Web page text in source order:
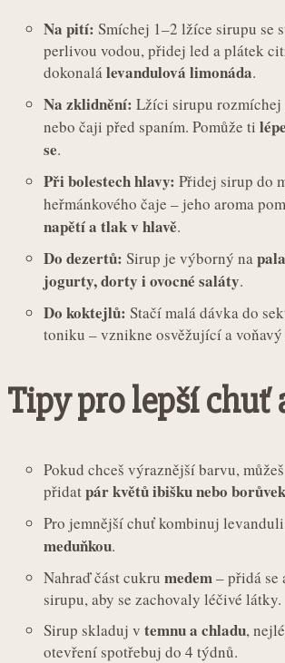
Na pití: Smíchej 1–2 lžíce sirupu se
perlivou vodou, přidej led a plátek
dokonalálevandulová limonáda.
Na zklidnění: Lžíci sirupu rozmíchej
nebo čaji před spaním. Pomůže ti
se.
Při bolestech hlavy: Přidej sirup do
heřmánkového čaje – jeho aroma
napětí a tlak v hlavě.
Do dezertů: Sirup je výborný na
jogurty, dorty i ovocné saláty.
Do koktejlů: Stačí malá dávka do
toniku – vznikne osvěžující a
Tipy pro lepší chuť
Pokud chceš výraznější barvu,
přidatpár květů ibišku nebo borůvek
Pro jemnější chuť kombinuj
meduňkou.
Nahraď část cukru medem– přidá se
sirupu, aby se zachovaly léčivé látky.
Sirup skladuj v temnu a chladu,
otevření spotřebuj do 4 týdnů.